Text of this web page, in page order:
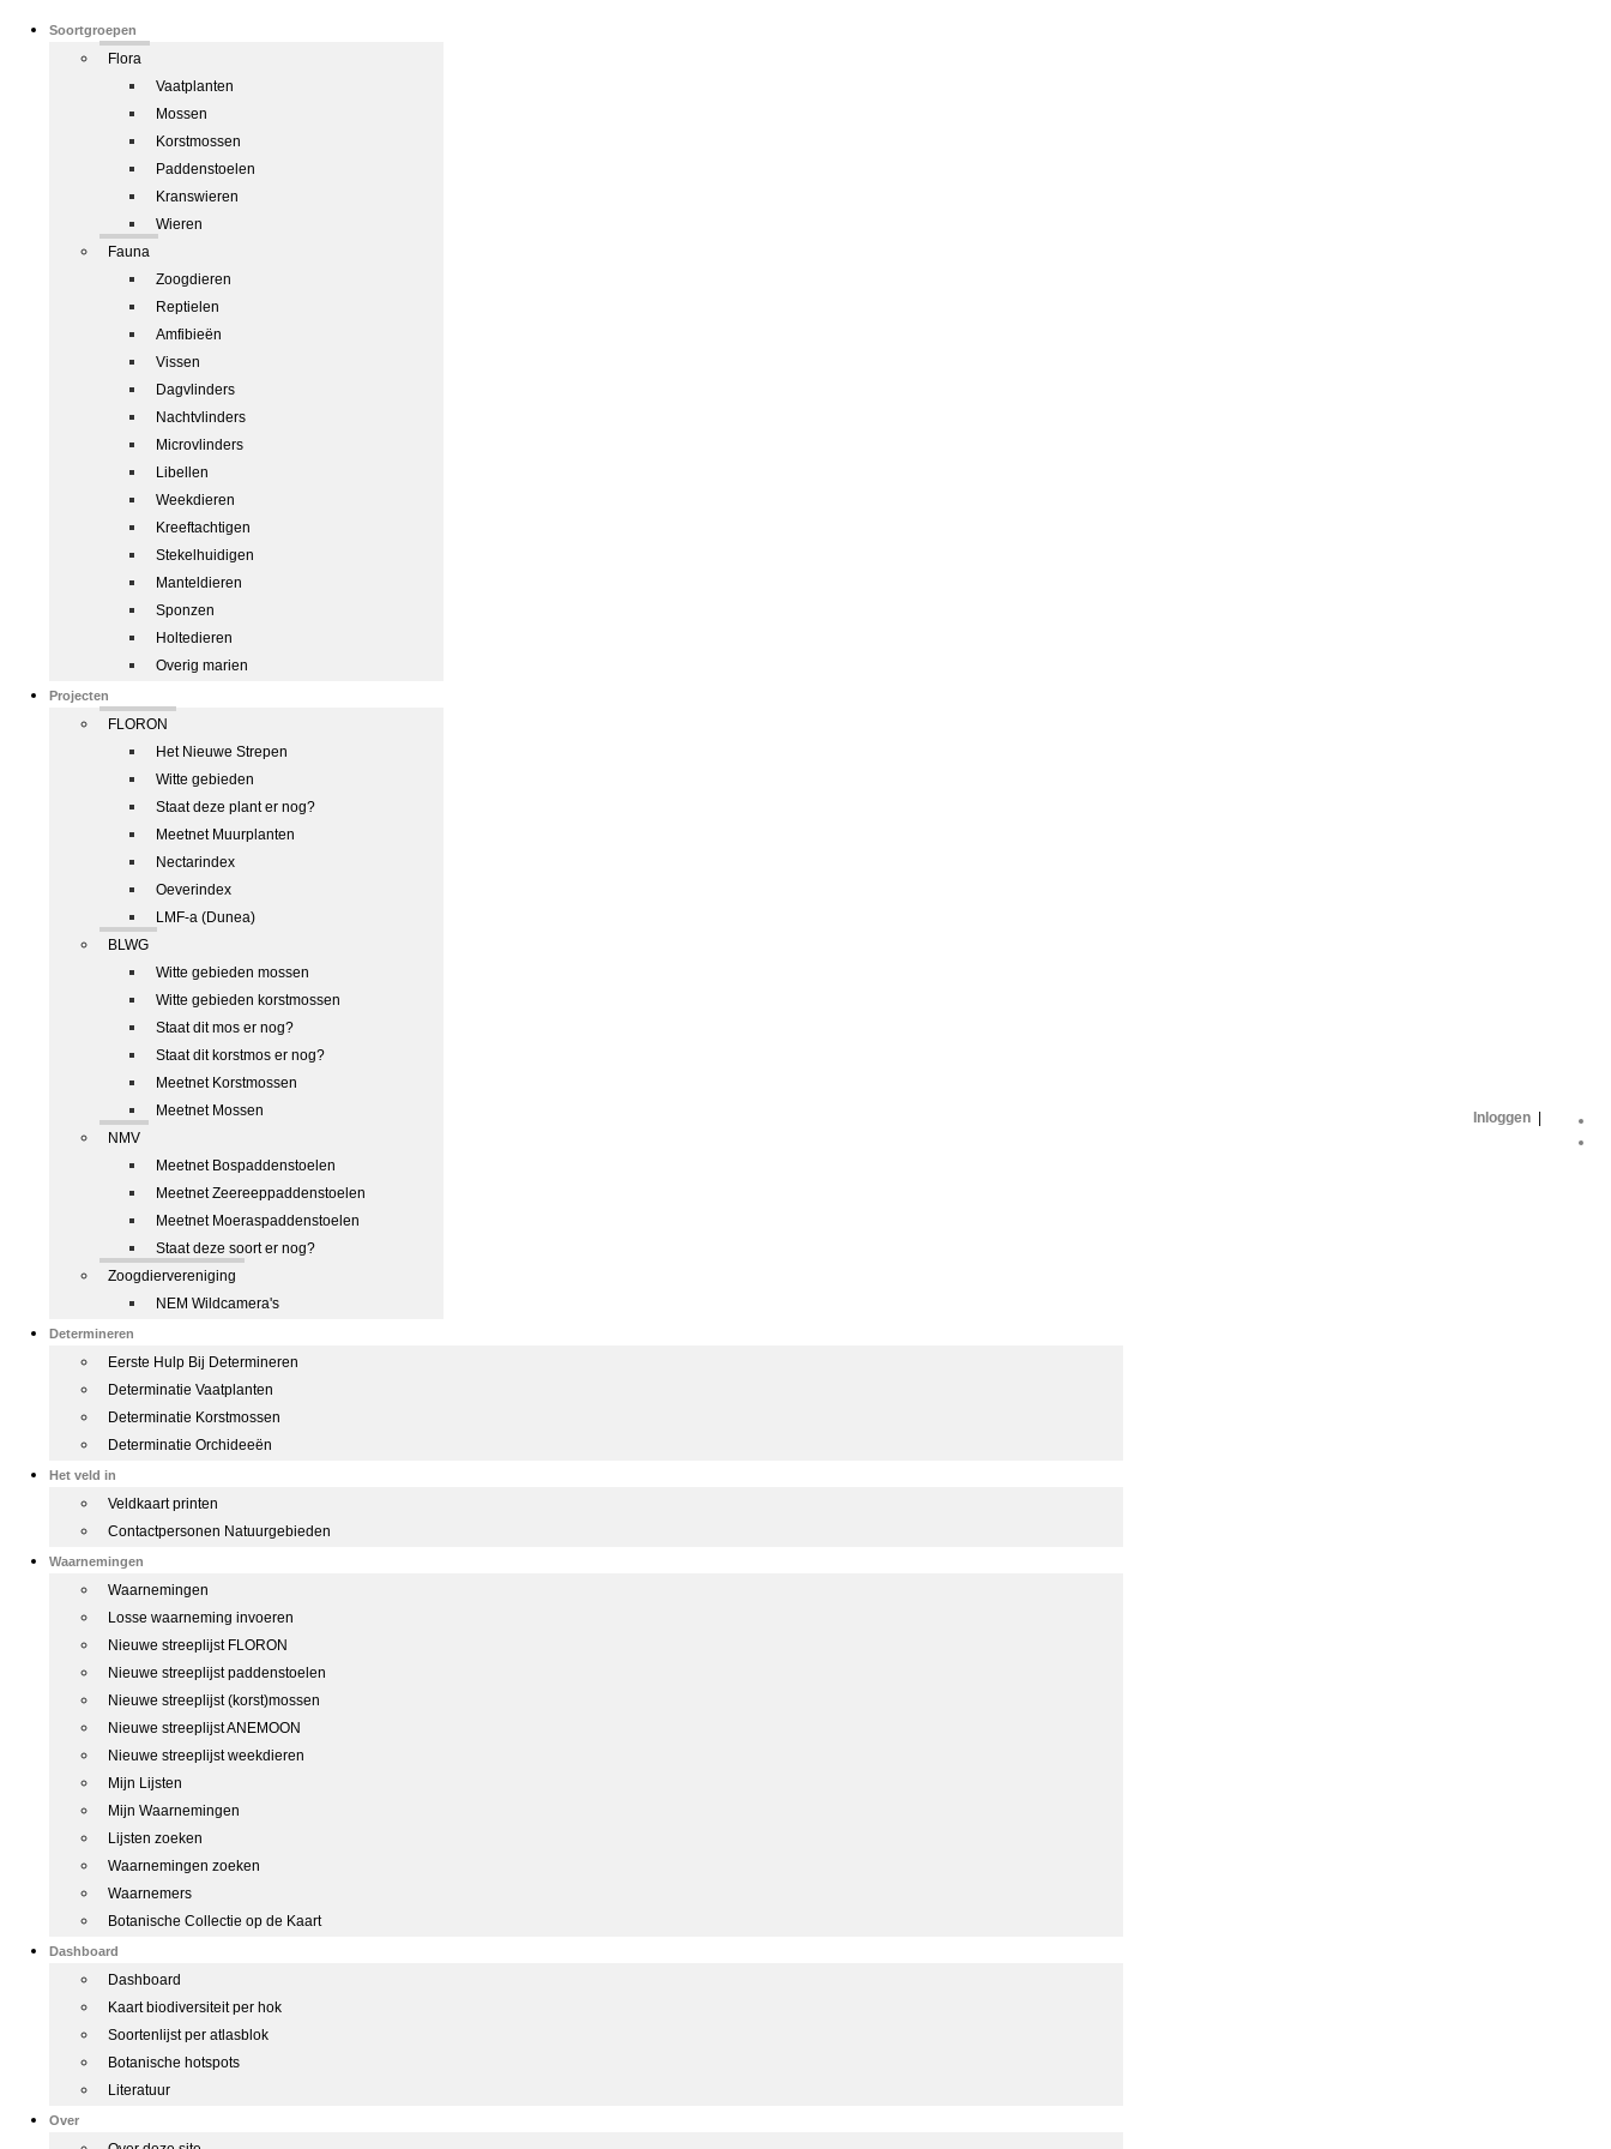
Soortgroepen
Flora
Vaatplanten
Mossen
Korstmossen
Paddenstoelen
Kranswieren
Wieren
Fauna
Zoogdieren
Reptielen
Amfibieën
Vissen
Dagvlinders
Nachtvlinders
Microvlinders
Libellen
Weekdieren
Kreeftachtigen
Stekelhuidigen
Manteldieren
Sponzen
Holtedieren
Overig marien
Projecten
FLORON
Het Nieuwe Strepen
Witte gebieden
Staat deze plant er nog?
Meetnet Muurplanten
Nectarindex
Oeverindex
LMF-a (Dunea)
BLWG
Witte gebieden mossen
Witte gebieden korstmossen
Staat dit mos er nog?
Staat dit korstmos er nog?
Meetnet Korstmossen
Meetnet Mossen
NMV
Meetnet Bospaddenstoelen
Meetnet Zeereeppaddenstoelen
Meetnet Moeraspaddenstoelen
Staat deze soort er nog?
Zoogdiervereniging
NEM Wildcamera's
Determineren
Eerste Hulp Bij Determineren
Determinatie Vaatplanten
Determinatie Korstmossen
Determinatie Orchideeën
Het veld in
Veldkaart printen
Contactpersonen Natuurgebieden
Waarnemingen
Waarnemingen
Losse waarneming invoeren
Nieuwe streeplijst FLORON
Nieuwe streeplijst paddenstoelen
Nieuwe streeplijst (korst)mossen
Nieuwe streeplijst ANEMOON
Nieuwe streeplijst weekdieren
Mijn Lijsten
Mijn Waarnemingen
Lijsten zoeken
Waarnemingen zoeken
Waarnemers
Botanische Collectie op de Kaart
Dashboard
Dashboard
Kaart biodiversiteit per hok
Soortenlijst per atlasblok
Botanische hotspots
Literatuur
Over
Inloggen